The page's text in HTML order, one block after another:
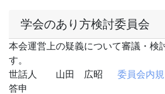
学会のあり方検討委員会
本会運営上の疑義について審議・検
す。
世話人 山田 広昭 委員会内規
答申